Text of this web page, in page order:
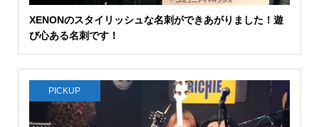
XENONのスタイリッシュな名刺ができあがりました！遊
び心ある名刺です！
PICKUP